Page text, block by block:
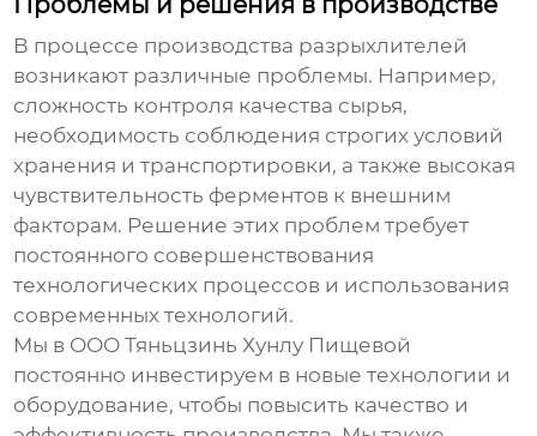
В процессе производства разрыхлителей
возникают различные проблемы. Например,
сложность контроля качества сырья,
необходимость соблюдения строгих условий
хранения и транспортировки, а также высокая
чувствительность ферментов к внешним
факторам. Решение этих проблем требует
постоянного совершенствования
технологических процессов и использования
современных технологий.
Мы в ООО Тяньцзинь Хунлу Пищевой
постоянно инвестируем в новые технологии и
оборудование, чтобы повысить качество и